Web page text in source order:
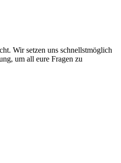
Wir setzen uns schnellstmöglich
um all eure Fragen zu